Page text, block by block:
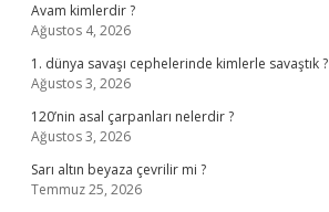
Avam kimlerdir ?
Ağustos 4, 2026
1. dünya savaşı cephelerinde kimlerle savaştık ?
Ağustos 3, 2026
120’nin asal çarpanları nelerdir ?
Ağustos 3, 2026
Sarı altın beyaza çevrilir mi ?
Temmuz 25, 2026